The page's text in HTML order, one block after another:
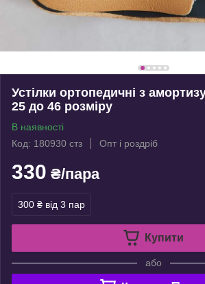
Устілки ортопедичні з
25 до 46 розміру
В наявності
Код: 180930 стз
Опт і роздріб
330 ₴/пара
300 ₴ від 3 пар
Купити
або